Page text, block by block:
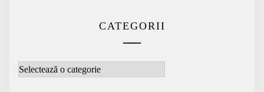
CATEGORII
Categorii